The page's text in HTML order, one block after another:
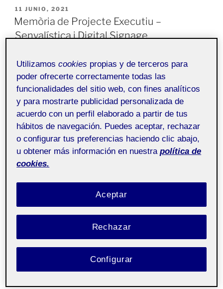
PUBLICADO
EL
11 JUNIO, 2021
Memòria de Projecte Executiu –
Senyalística i Digital Signage
Projecte III.
Senyalística i Digital
Signage aula 1
Pública
Utilizamoscookies propias y de terceros para
poder ofrecerte correctamente todas las
funcionalidades del sitio web, con fines analíticos
y para mostrarte publicidad personalizada de
acuerdo con un perfil elaborado a partir de tus
hábitos de navegación. Puedes aceptar, rechazar
o configurar tus preferencias haciendo clic abajo,
u obtener más información en nuestra política de
cookies.
Rechazar
Aceptar
Configurar